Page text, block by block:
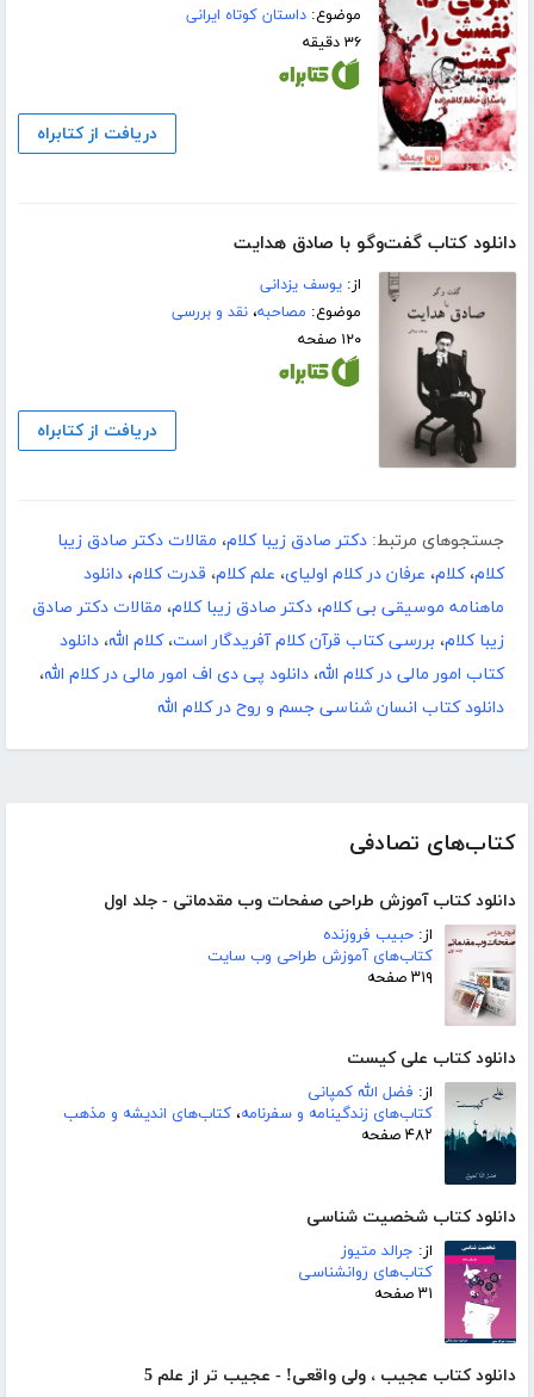
کتاب‌های تصادفی
دانلود کتاب آموزش طراحی صفحات وب مقدماتی - جلد اول
از: حبیب فروزنده
کتاب‌های آموزش طراحی وب سایت
۳۱۹ صفحه
دانلود کتاب علی کیست
از: فضل الله کمپانی
کتاب‌های زندگینامه و سفرنامه، کتاب‌های اندیشه و مذهب
۴۸۲ صفحه
دانلود کتاب شخصیت شناسی
از: جرالد متیوز
کتاب‌های روانشناسی
۳۱ صفحه
دانلود کتاب عجیب ، ولی واقعی! - عجیب تر از علم 5
موضوع:داستان کوتاه ایرانی
۳۶ دقیقه
دریافت از کتابراه
دانلود کتاب گفت‌وگو با صادق هدایت
از:یوسف یزدانی
موضوع: مصاحبه،نقد و بررسی
۱۲۰ صفحه
دریافت از کتابراه
جستجوهای مرتبط: دکتر صادق زیبا کلام، مقالات دکتر صادق زیبا
کلام،کلام، عرفان در کلام اولیای، علم کلام، قدرت کلام، دانلود
ماهنامه موسیقی بی کلام، دکتر صادق زیبا کلام، مقالات دکتر صادق
زیبا کلام، بررسی کتاب قرآن کلام آفریدگار است،کلام الله، دانلود
کتاب امور مالی در کلام الله، دانلود پی دی اف امور مالی در کلام الله،
دانلود کتاب انسان شناسی جسم و روح در کلام الله